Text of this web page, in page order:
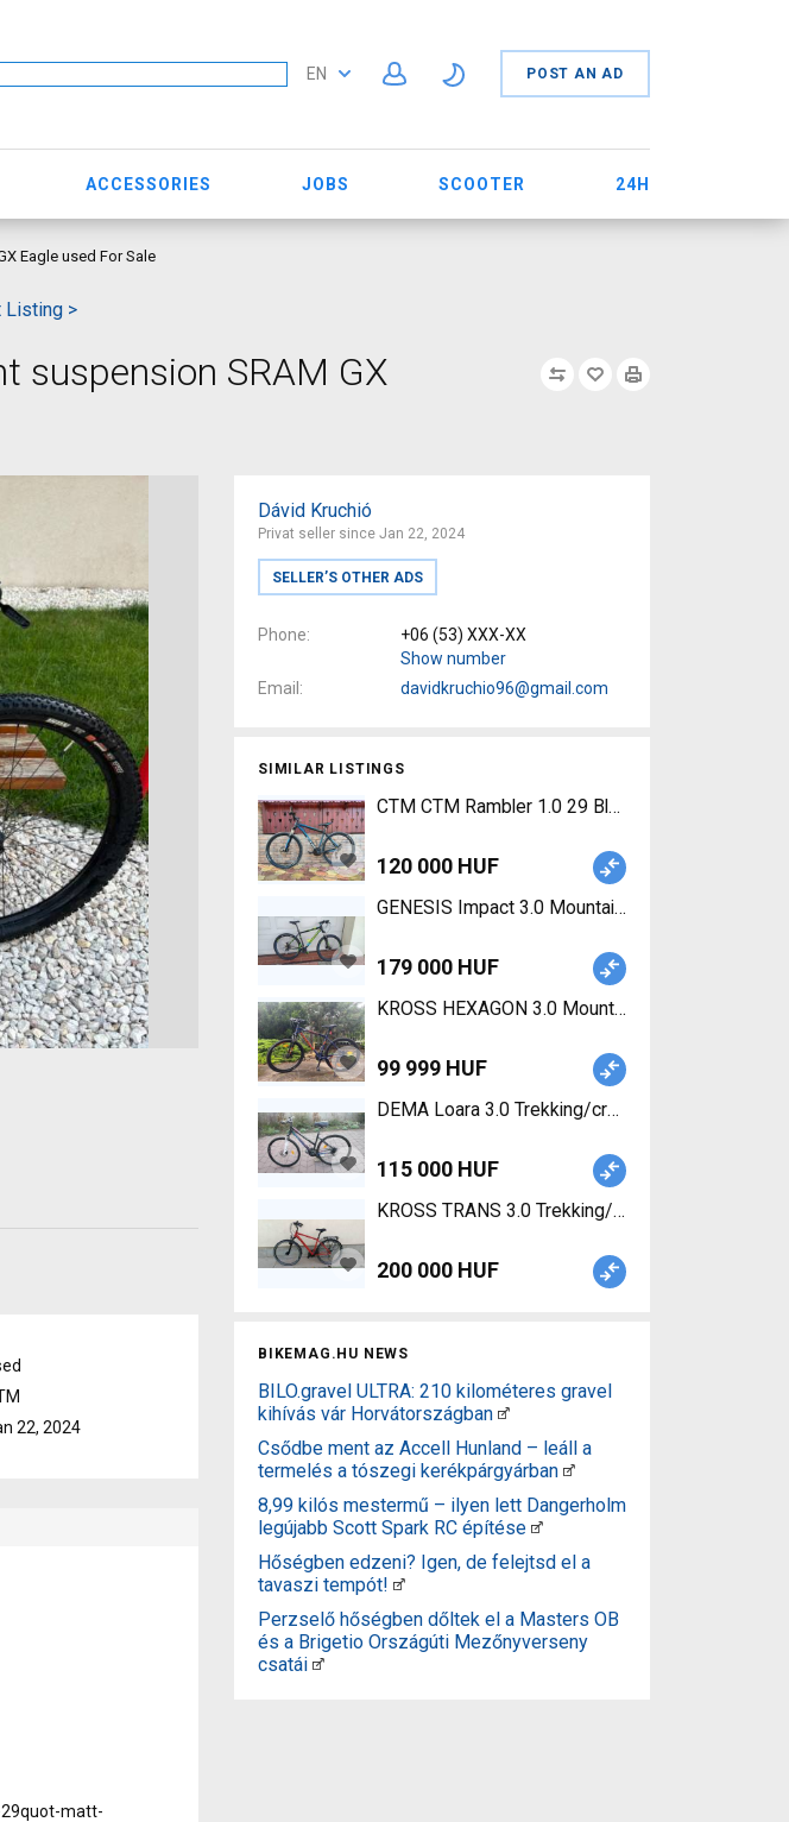
EN POST AN AD
ACCESSORIES JOBS SCOOTER 24H
Eagle used For Sale
Listing >
suspension SRAM GX
Dávid Kruchió
Privat seller since Jan 22, 2024
SELLER’S OTHER ADS
Phone
+06 (53) XXX-XX
Show number
Email
davidkruchio96@gmail.com
SIMILAR LISTINGS
CTM CTM Rambler 1.0 29 Blue/Black – L
120 000 HUF
GENESIS Impact 3.0 Mountain Bike 29" front
179 000 HUF
KROSS HEXAGON 3.0 Mountain Bike 27.5"
99 999 HUF
DEMA Loara 3.0 Trekking/cross disc brake used
115 000 HUF
KROSS TRANS 3.0 Trekking/cross calliper brake
200 000 HUF
BIKEMAG.HU NEWS
BILO.gravel ULTRA: 210 kilométeres gravel
kihívás vár Horvátországban
Csődbe ment az Accell Hunland – leáll a
termelés a tószegi kerékpárgyárban
8,99 kilós mestermű – ilyen lett Dangerholm
legújabb Scott Spark RC építése
Hőségben edzeni? Igen, de felejtsd el a
tavaszi tempót!
Perzselő hőségben dőltek el a Masters OB
és a Brigetio Országúti Mezőnyverseny
csatái
22, 2024
matt-